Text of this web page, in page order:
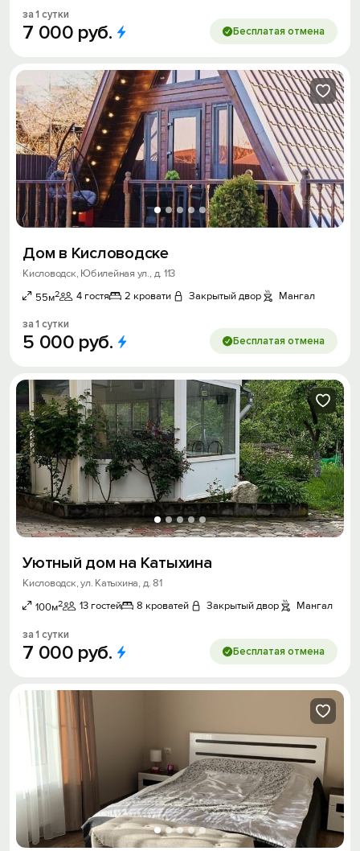
за 1 сутки
7 000 руб. Бесплатая отмена
Дом в Кисловодске
Кисловодск, Юбилейная ул., д. 113
55м2 4 гостя 2 кровати Закрытый двор Мангал
за 1 сутки
5 000 руб. Бесплатая отмена
Уютный дом на Катыхина
Кисловодск, ул. Катыхина, д. 81
100м2 13 гостей 8 кроватей Закрытый двор Мангал
за 1 сутки
7 000 руб. Бесплатая отмена